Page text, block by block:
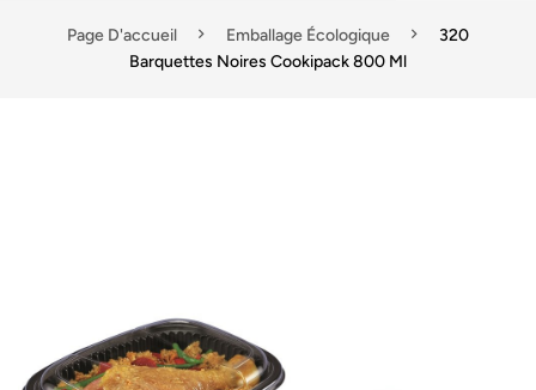
Page D'accueil Emballage Écologique
320
Barquettes Noires Cookipack 800 Ml